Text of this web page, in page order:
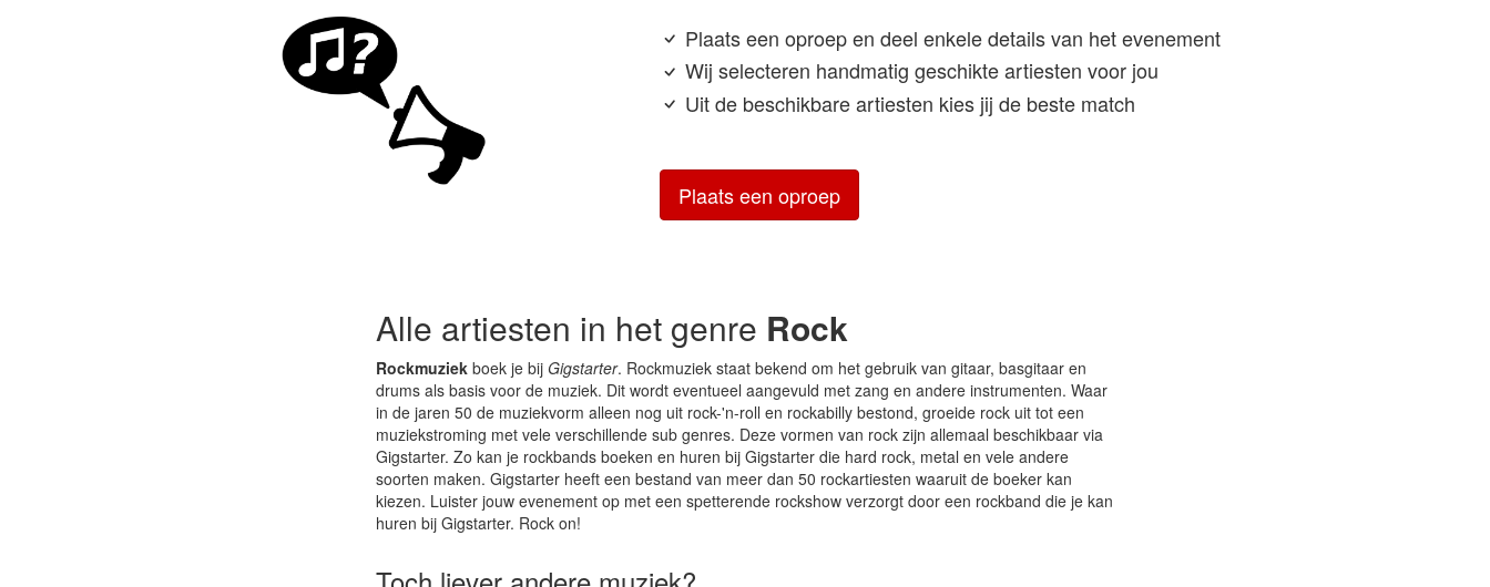
Plaats een oproep en deel enkele details van het evenement
Wij selecteren handmatig geschikte artiesten voor jou
Uit de beschikbare artiesten kies jij de beste match
Plaats een oproep
Alle artiesten in het genre Rock
Rockmuziek boek je bij Gigstarter. Rockmuziek staat bekend om het gebruik van gitaar, basgitaar en
drums als basis voor de muziek. Dit wordt eventueel aangevuld met zang en andere instrumenten. Waar
in de jaren 50 de muziekvorm alleen nog uit rock-'n-roll en rockabilly bestond, groeide rock uit tot een
muziekstroming met vele verschillende sub genres. Deze vormen van rock zijn allemaal beschikbaar via
Gigstarter. Zo kan je rockbands boeken en huren bij Gigstarter die hard rock, metal en vele andere
soorten maken. Gigstarter heeft een bestand van meer dan 50 rockartiesten waaruit de boeker kan
kiezen. Luister jouw evenement op met een spetterende rockshow verzorgt door een rockband die je kan
huren bij Gigstarter. Rock on!